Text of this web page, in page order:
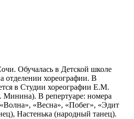
Обучалась в Детской школе
отделении хореографии. В
в Студии хореографии E.M.
Минина). В репертуаре: номера
«Весна», «Побег», «Эдит
Настенька (народный танец).